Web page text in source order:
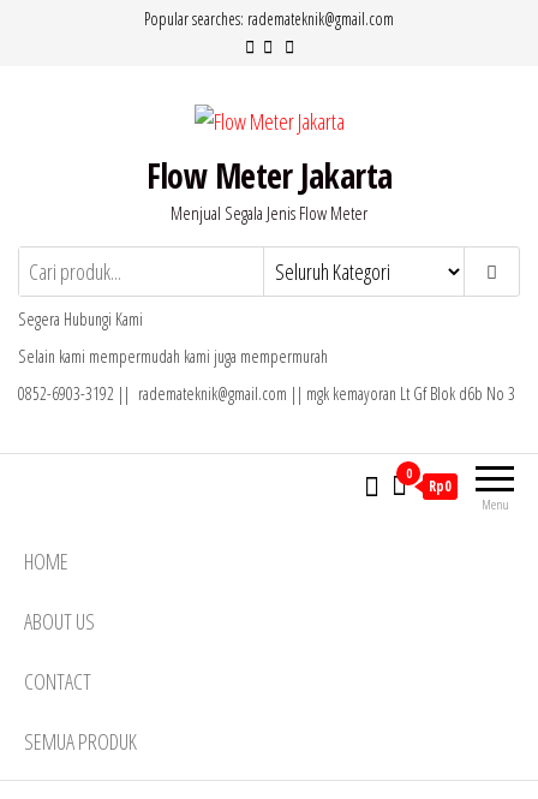
Popular searches: rademateknik@gmail.com
Flow Meter Jakarta
Menjual Segala Jenis Flow Meter
Segera Hubungi Kami
Selain kami mempermudah kami juga mempermurah
0852-6903-3192 || rademateknik@gmail.com || mgk kemayoran Lt Gf Blok d6b No 3
Menu
0
Rp0
HOME
ABOUT US
CONTACT
SEMUA PRODUK